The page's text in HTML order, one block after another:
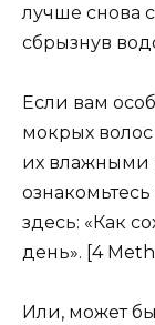
лучше снова
сбрызнув
Если вам
мокрых
их влажными
здесь: «Как
день». [4
Или, может